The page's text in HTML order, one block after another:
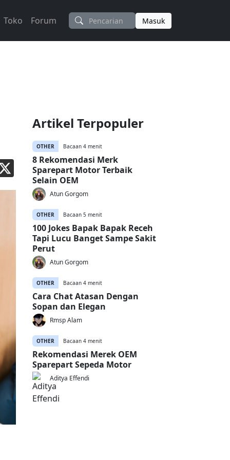
Toko Forum Masuk
Artikel Terpopuler
OTHER Bacaan 4 menit
8 Rekomendasi Merk
Sparepart Motor Terbaik
Selain OEM
Atun Gorgom
OTHER Bacaan 5 menit
100 Jokes Bapak Bapak Receh
Tapi Lucu Banget Sampe Sakit
Perut
Atun Gorgom
OTHER Bacaan 4 menit
Cara Chat Atasan Dengan
Sopan dan Elegan
Rmsp Alam
OTHER Bacaan 4 menit
Rekomendasi Merek OEM
Sparepart Sepeda Motor
Aditya Effendi